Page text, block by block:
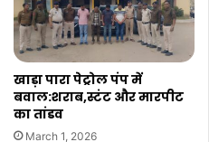
खाड़ा पारा पेट्रोल पंप में
बवाल:शराब,स्टंट और मारपीट
का तांडव
March 1, 2026